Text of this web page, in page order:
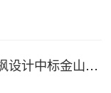
金枫新闻｜金枫设计中标金山集团餐饮楼设计项目，打造科学与艺术相结合的就餐空间